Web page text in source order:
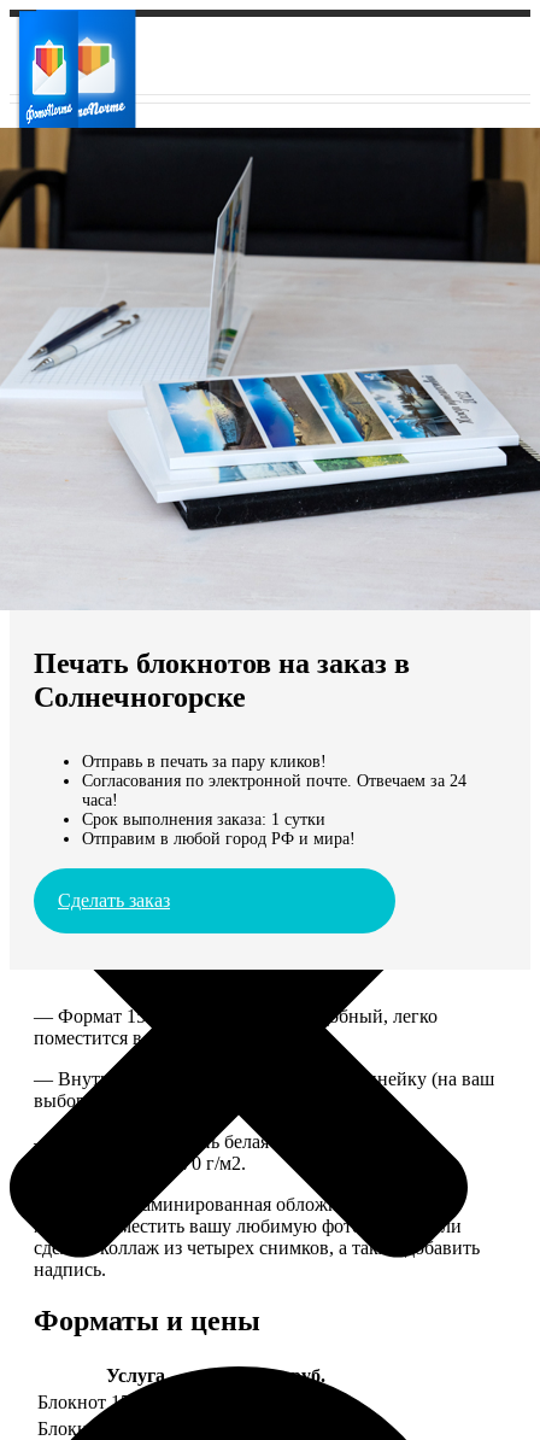
Ваш регион доставки
Выберите из списка:
Мы доставляем по всему миру
Продолжить без города
Печать блокнотов на заказ в
Солнечногорске
Отправь в печать за пару кликов!
Согласования по электронной почте. Отвечаем за 24
часа!
Срок выполнения заказа: 1 сутки
Отправим в любой город РФ и мира!
Сделать заказ
— Формат 15*20. Компактный и удобный, легко
поместится в сумку или рюкзак.
— Внутри 100 страниц в клетку или в линейку (на ваш
выбор), скрепленных сбоку скобой.
— Приятная на ощупь белая сатиновая бумага
плотностью 150-170 г/м2.
— Плотная ламинированная обложка. На обложке
можно разместить вашу любимую фотографию или
сделать коллаж из четырех снимков, а также добавить
надпись.
Форматы и цены
Услуга
Цена, руб.
Блокнот 15х20 клетка
Блокнот 15х20 линейка